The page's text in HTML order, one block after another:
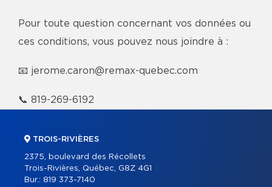
Pour toute question concernant vos données ou
ces conditions, vous pouvez nous joindre à :
📧 jerome.caron@remax-quebec.com
📞 819-269-6192
TROIS-RIVIÈRES
2375, boulevard des Récollets
Trois-Rivières, Québec, G8Z 4G1
Bur.: 819 373-7140